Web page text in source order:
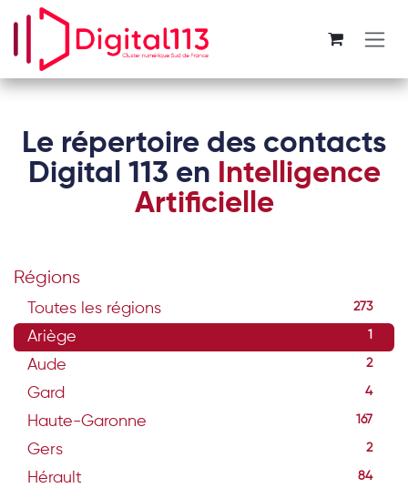
Se rendre au contenu
Le répertoire des contacts
Digital 113 en Intelligence
Artificielle
Régions
Toutes les régions 273
Ariège 1
Aude 2
Gard 4
Haute-Garonne 167
Gers 2
Hérault 84